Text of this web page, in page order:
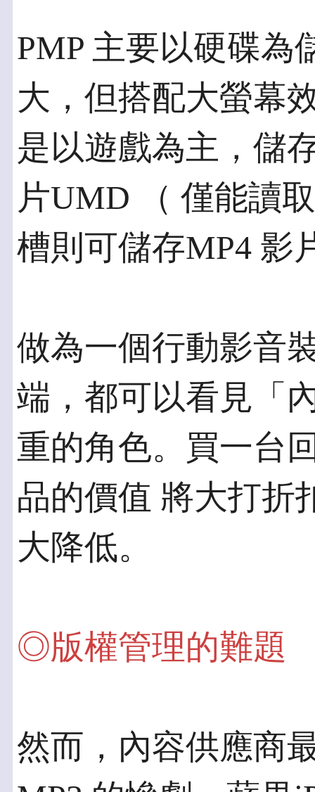
PMP 主要以硬碟為
大，但搭配大螢幕
是以遊戲為主，儲
片UMD （ 僅能讀
槽則可儲存MP4 影
做為一個行動影音
端，都可以看見「
重的角色。買一台
品的價值 將大打折
大降低。
◎版權管理的難題
然而，內容供應商